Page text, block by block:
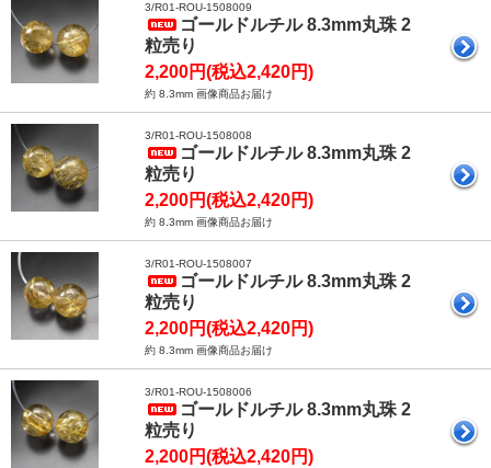
3/R01-ROU-1508009
ゴールドルチル 8.3mm丸珠 2
粒売り
2,200円(税込2,420円)
約 8.3mm 画像商品お届け
3/R01-ROU-1508008
ゴールドルチル 8.3mm丸珠 2
粒売り
2,200円(税込2,420円)
約 8.3mm 画像商品お届け
3/R01-ROU-1508007
ゴールドルチル 8.3mm丸珠 2
粒売り
2,200円(税込2,420円)
約 8.3mm 画像商品お届け
3/R01-ROU-1508006
ゴールドルチル 8.3mm丸珠 2
粒売り
2,200円(税込2,420円)